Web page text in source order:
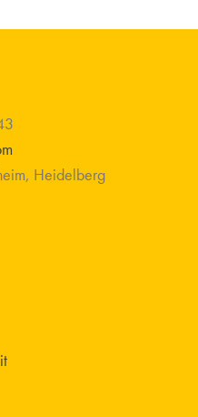
Heidelberg